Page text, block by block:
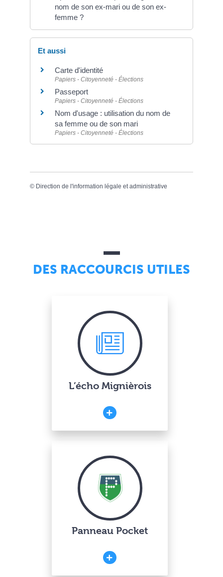
nom de son ex-mari ou de son ex-
femme ?
Et aussi
Carte d'identité
Papiers - Citoyenneté - Élections
Passeport
Papiers - Citoyenneté - Élections
Nom d'usage : utilisation du nom de
sa femme ou de son mari
Papiers - Citoyenneté - Élections
© Direction de l'information légale et administrative
DES RACCOURCIS UTILES
L’écho Mignièrois
Panneau Pocket